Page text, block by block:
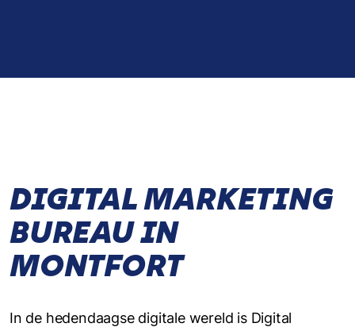
DIGITAL MARKETING
BUREAU IN
MONTFORT
In de hedendaagse digitale wereld is Digital